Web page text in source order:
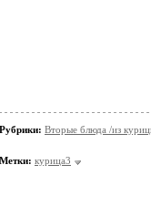
Рубрики: Вторые блюда /из
Метки: курица3